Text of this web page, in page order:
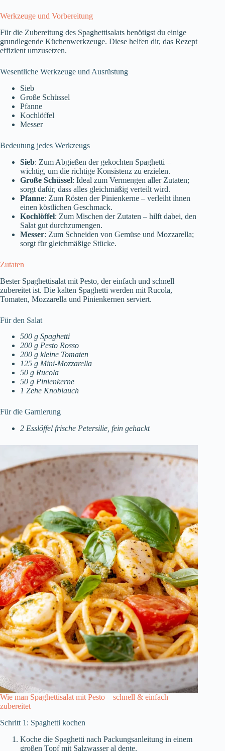
Werkzeuge und Vorbereitung
Für die Zubereitung des Spaghettisalats benötigst du einige
grundlegende Küchenwerkzeuge. Diese helfen dir, das Rezept
effizient umzusetzen.
Wesentliche Werkzeuge und Ausrüstung
Sieb
Große Schüssel
Pfanne
Kochlöffel
Messer
Bedeutung jedes Werkzeugs
Sieb: Zum Abgießen der gekochten Spaghetti –
wichtig, um die richtige Konsistenz zu erzielen.
Große Schüssel: Ideal zum Vermengen aller Zutaten;
sorgt dafür, dass alles gleichmäßig verteilt wird.
Pfanne: Zum Rösten der Pinienkerne – verleiht ihnen
einen köstlichen Geschmack.
Kochlöffel: Zum Mischen der Zutaten – hilft dabei, den
Salat gut durchzumengen.
Messer: Zum Schneiden von Gemüse und Mozzarella;
sorgt für gleichmäßige Stücke.
Zutaten
Bester Spaghettisalat mit Pesto, der einfach und schnell
zubereitet ist. Die kalten Spaghetti werden mit Rucola,
Tomaten, Mozzarella und Pinienkernen serviert.
Für den Salat
500 g Spaghetti
200 g Pesto Rosso
200 g kleine Tomaten
125 g Mini-Mozzarella
50 g Rucola
50 g Pinienkerne
1 Zehe Knoblauch
Für die Garnierung
2 Esslöffel frische Petersilie, fein gehackt
Wie man Spaghettisalat mit Pesto – schnell & einfach
zubereitet
Schritt 1: Spaghetti kochen
Koche die Spaghetti nach Packungsanleitung in einem
großen Topf mit Salzwasser al dente.